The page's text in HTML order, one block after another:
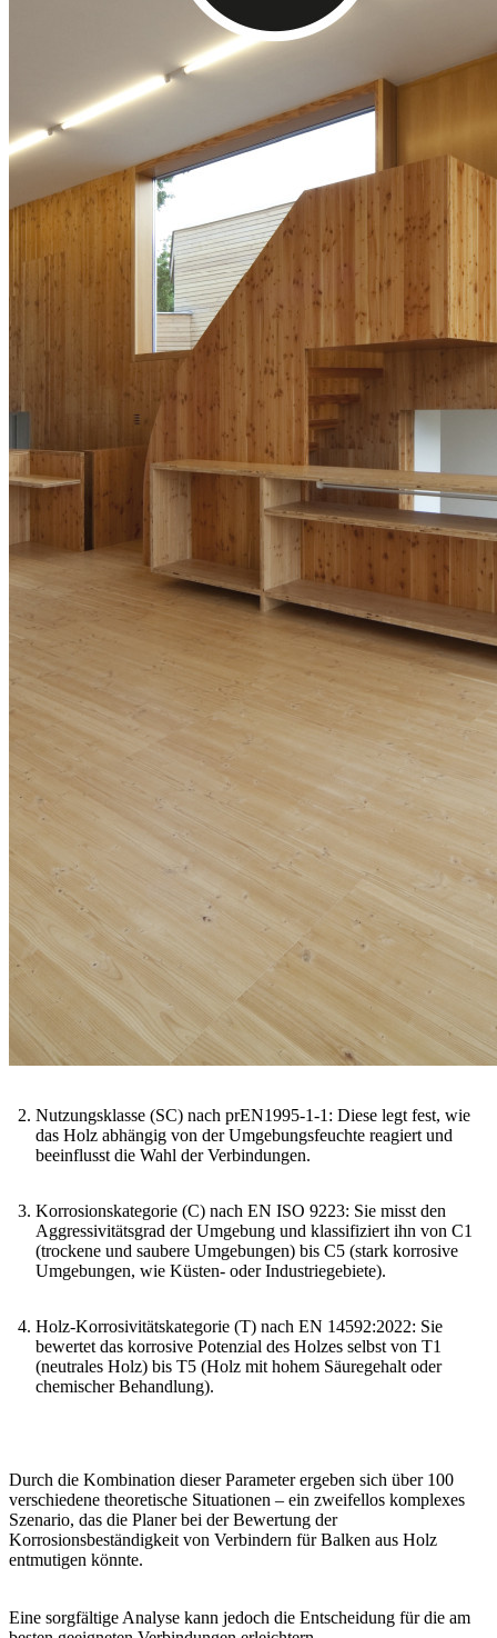
Nutzungsklasse (SC) nach prEN1995-1-1 : Diese legt fest, wie
das Holz abhängig von der Umgebungsfeuchte reagiert und
beeinflusst die Wahl der Verbindungen.
Korrosionskategorie (C) nach EN ISO 9223: Sie misst den
Aggressivitätsgrad der Umgebung und klassifiziert ihn von C1
(trockene und saubere Umgebungen) bis C5 (stark korrosive
Umgebungen, wie Küsten- oder Industriegebiete).
Holz-Korrosivitätskategorie (T) nach EN 14592:2022: Sie
bewertet das korrosive Potenzial des Holzes selbst von T1
(neutrales Holz) bis T5 (Holz mit hohem Säuregehalt oder
chemischer Behandlung).
Durch die Kombination dieser Parameter ergeben sich über 100
verschiedene theoretische Situationen – ein zweifellos komplexes
Szenario, das die Planer bei der Bewertung der
Korrosionsbeständigkeit von Verbindern für Balken aus Holz
entmutigen könnte.
Eine sorgfältige Analyse kann jedoch die Entscheidung für die am